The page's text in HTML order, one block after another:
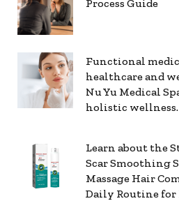
Process Guide
Functional
healthcare and
Nu Yu Medical
holistic wellness.
Learn about the
Scar Smoothing
Massage Hair
Daily Routine for